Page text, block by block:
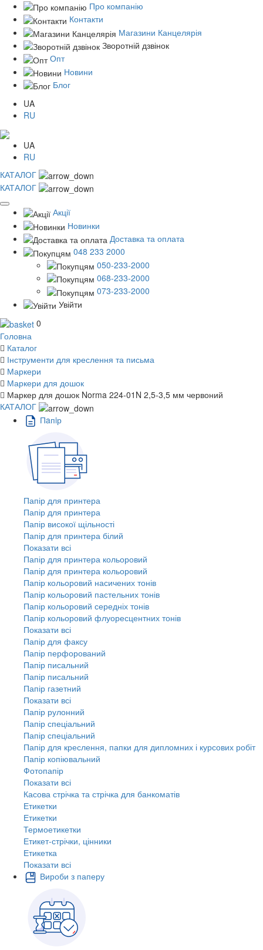
Про компанію
Контакти
Магазини Канцелярія
Зворотній дзвінок
Опт
Новини
Блог
UA
RU
UA
RU
КАТАЛОГ
КАТАЛОГ
Акції
Новинки
Доставка та оплата
048 233 2000
050-233-2000
068-233-2000
073-233-2000
Увійти
0
Головна
Каталог
Інструменти для креслення та письма
Маркери
Маркери для дошок
Маркер для дошок Norma 224-01N 2,5-3,5 мм червоний
КАТАЛОГ
Пaпiр
Папір для принтера
Папір для принтера
Папір високої щільності
Папір для принтера білий
Показати всі
Папір для принтера кольоровий
Папір для принтера кольоровий
Папір кольоровий насичених тонів
Папір кольоровий пастельних тонів
Папір кольоровий середніх тонів
Папір кольоровий флуоресцентних тонів
Показати всі
Папір для факсу
Папір перфорований
Папір писальний
Папір писальний
Папір газетний
Показати всі
Папір рулонний
Папір спеціальний
Папір спеціальний
Папір для креслення, папки для дипломних і курсових робіт
Папір копіювальний
Фотопапір
Показати всі
Касова стрічка та стрічка для банкоматів
Етикетки
Етикетки
Термоетикетки
Етикет-стрічки, цінники
Етикетка
Показати всі
Вироби з паперу